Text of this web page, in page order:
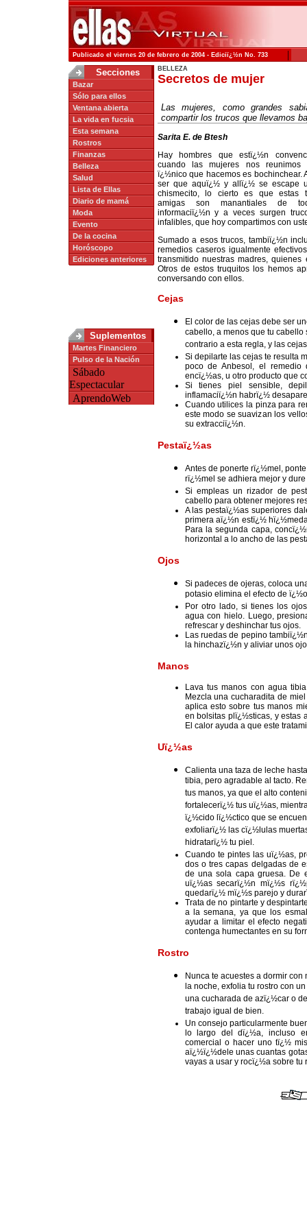
Publicado el viernes 20 de febrero de 2004 - Ediciï¿½n No. 733 |
Secciones
Bazar
Sólo para ellos
Ventana abierta
La vida en fucsia
Esta semana
Rostros
Finanzas
Belleza
Salud
Lista de Ellas
Diario de mamá
Moda
Evento
De la cocina
Horóscopo
Ediciones anteriores
Suplementos
Martes Financiero
Pulso de la Nación
Sábado
Espectacular
AprendoWeb
BELLEZA
Secretos de mujer
Las mujeres, como grandes
compartir los trucos que llevamos
Sarita E. de Btesh
Hay hombres que estï¿½n
cuando las mujeres nos
ï¿½nico que hacemos es bochinchear.
ser que aquï¿½ y allï¿½ se escape
chismecito, lo cierto es que estas
amigas son manantiales de
informaciï¿½n y a veces surgen
infalibles, que hoy compartimos con
Sumado a esos trucos, tambiï¿½n
remedios caseros igualmente
transmitido nuestras madres,
Otros de estos truquitos los hemos
conversando con ellos.
Cejas
El color de las cejas debe ser
cabello, a menos que tu
contrario a esta regla, y las
Si depilarte las cejas te resulta
poco de Anbesol, el
encï¿½as, u otro producto que
Si tienes piel sensible,
inflamaciï¿½n habrï¿½
Cuando utilices la pinza para
este modo se suavizan los
su extracciï¿½n.
Pestaï¿½as
Antes de ponerte rï¿½mel,
rï¿½mel se adhiera mejor y
Si empleas un rizador de
cabello para obtener mejores
A las pestaï¿½as superiores
primera aï¿½n estï¿½
Para la segunda capa,
horizontal a lo ancho de las
Ojos
Si padeces de ojeras, coloca
potasio elimina el efecto de
Por otro lado, si tienes los
agua con hielo. Luego,
refrescar y deshinchar tus ojos.
Las ruedas de pepino
la hinchazï¿½n y aliviar unos
Manos
Lava tus manos con agua
Mezcla una cucharadita de
aplica esto sobre tus manos
en bolsitas plï¿½sticas, y estas
El calor ayuda a que este
Uï¿½as
Calienta una taza de leche
tibia, pero agradable al tacto.
tus manos, ya que el alto
fortalecerï¿½ tus uï¿½as,
ï¿½cido lï¿½ctico que se
exfoliarï¿½ las cï¿½lulas
hidratarï¿½ tu piel.
Cuando te pintes las uï¿½as,
dos o tres capas delgadas de
de una sola capa gruesa. De
uï¿½as secarï¿½n mï¿½s
quedarï¿½ mï¿½s parejo y
Trata de no pintarte y
a la semana, ya que los
ayudar a limitar el efecto
contenga humectantes en su
Rostro
Nunca te acuestes a dormir
la noche, exfolia tu rostro con un
una cucharada de azï¿½car o
trabajo igual de bien.
Un consejo particularmente
lo largo del dï¿½a, incluso
comercial o hacer uno tï¿½
aï¿½ï¿½dele unas cuantas
vayas a usar y rocï¿½a sobre tu